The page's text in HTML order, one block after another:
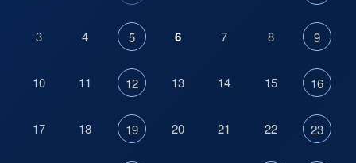
3 4 5 6 7 8 9
10 11 12 13 14 15 16
17 18 19 20 21 22 23